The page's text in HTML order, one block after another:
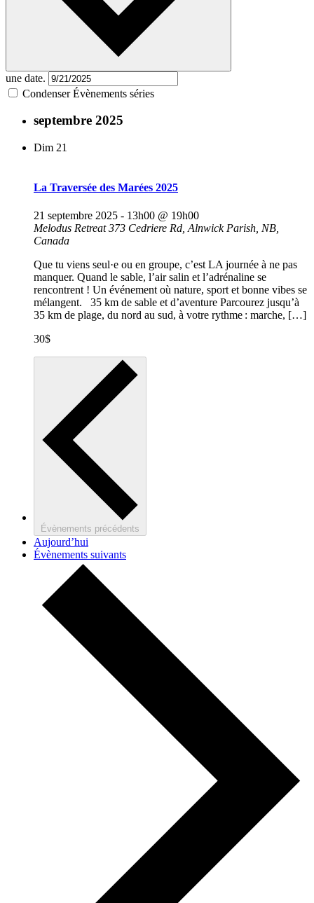
une date.
Condenser Évènements séries
septembre 2025
Dim 21
La Traversée des Marées 2025
21 septembre 2025 - 13h00 @ 19h00
Melodus Retreat373 Cedriere Rd, Alnwick Parish, NB,
Canada
Que tu viens seul·e ou en groupe, c’est LA journée à ne pas
manquer. Quand le sable, l’air salin et l’adrénaline se
rencontrent ! Un événement où nature, sport et bonne vibes se
mélangent. 35 km de sable et d’aventure Parcourez jusqu’à
35 km de plage, du nord au sud, à votre rythme : marche, […]
30$
Évènements précédents
Aujourd’hui
Évènements suivants